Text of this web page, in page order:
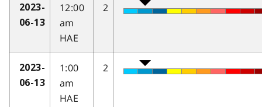
2023-
06-13
12:00
am
HAE
2
2023-
06-13
1:00
am
HAE
2